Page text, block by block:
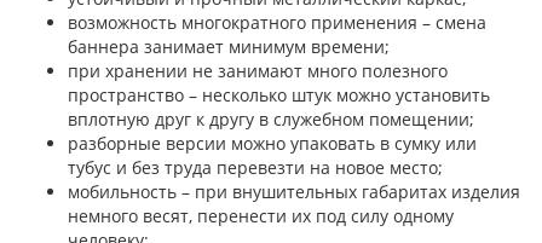
возможность многократного применения – смена
баннера занимает минимум времени;
при хранении не занимают много полезного
пространство – несколько штук можно установить
вплотную друг к другу в служебном помещении;
разборные версии можно упаковать в сумку или
тубус и без труда перевезти на новое место;
мобильность – при внушительных габаритах изделия
немного весят, перенести их под силу одному